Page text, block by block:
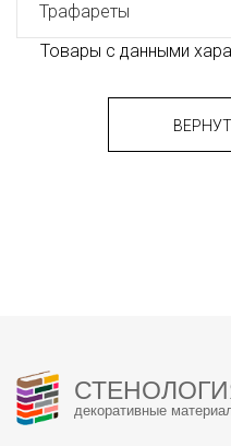
Трафареты
Товары с данными
декоративные